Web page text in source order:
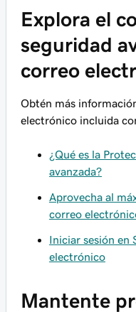
Explora el
seguridad
correo
Obtén más
electrónico incluida
¿Qué es la
avanzada?
Aprovecha al
correo
Iniciar sesión en
electrónico
Mantente